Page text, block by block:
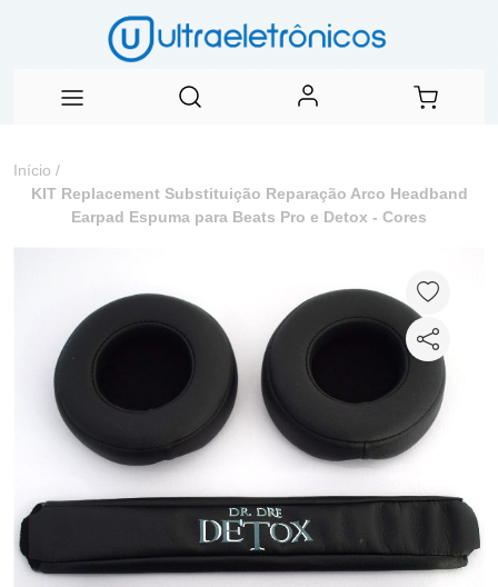
Início /
KIT Replacement Substituição Reparação Arco Headband
Earpad Espuma para Beats Pro e Detox - Cores